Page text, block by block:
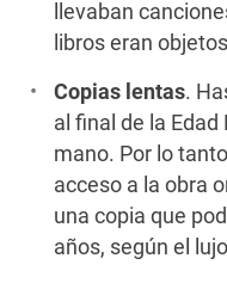
llevaban
libros eran
Copias lentas.
al final de la
mano. Por lo
acceso a la obra
una copia que
años, según el